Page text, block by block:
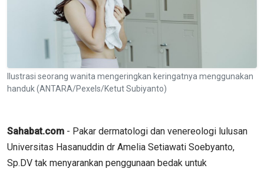
Ilustrasi seorang wanita mengeringkan keringatnya menggunakan
handuk (ANTARA/Pexels/Ketut Subiyanto)
Sahabat.com - Pakar dermatologi dan venereologi lulusan
Universitas Hasanuddin dr Amelia Setiawati Soebyanto,
Sp.DV tak menyarankan penggunaan bedak untuk